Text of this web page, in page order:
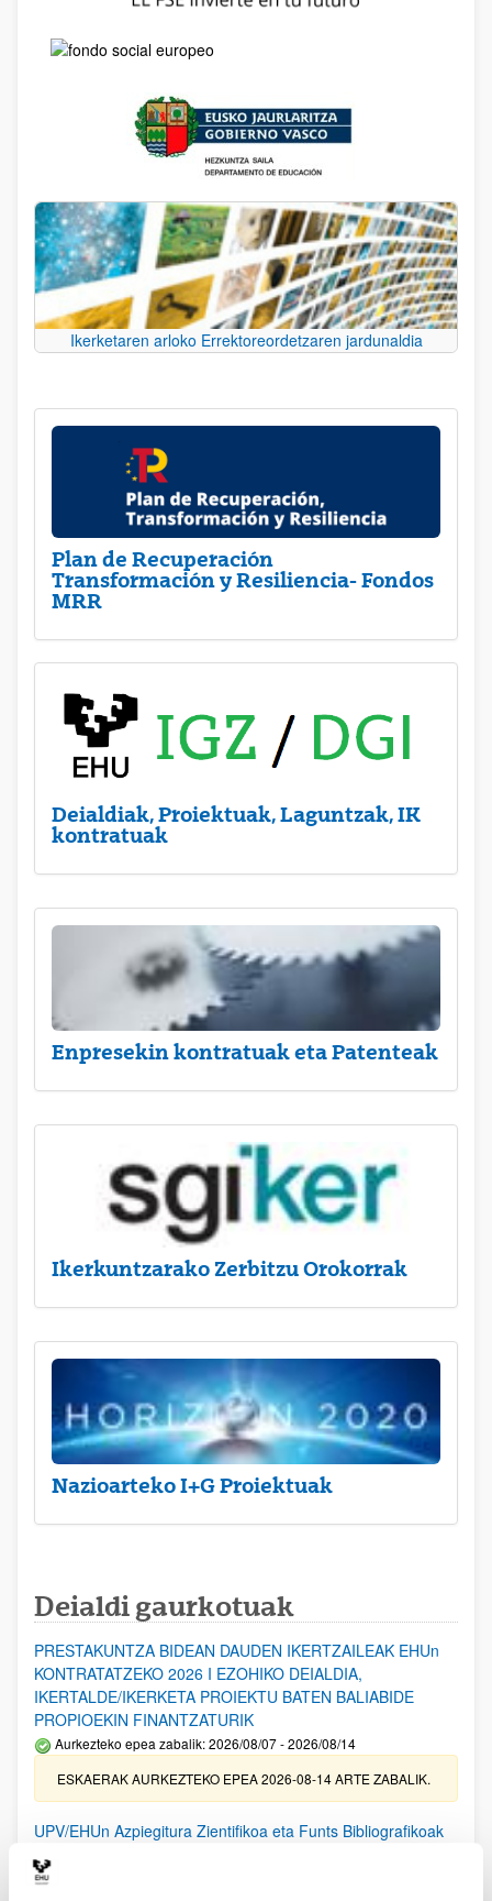
Ikerketaren arloko Errektoreordetzaren jardunaldia
Plan de Recuperación
Transformación y Resiliencia- Fondos
MRR
Deialdiak, Proiektuak, Laguntzak, IK
kontratuak
Enpresekin kontratuak eta Patenteak
Ikerkuntzarako Zerbitzu Orokorrak
Nazioarteko I+G Proiektuak
Deialdi gaurkotuak
PRESTAKUNTZA BIDEAN DAUDEN IKERTZAILEAK EHUn
KONTRATATZEKO 2026 I EZOHIKO DEIALDIA,
IKERTALDE/IKERKETA PROIEKTU BATEN BALIABIDE
PROPIOEKIN FINANTZATURIK
Aurkezteko epea zabalik: 2026/08/07 - 2026/08/14
ESKAERAK AURKEZTEKO EPEA 2026-08-14 ARTE ZABALIK.
UPV/EHUn Azpiegitura Zientifikoa eta Funts Bibliografikoak